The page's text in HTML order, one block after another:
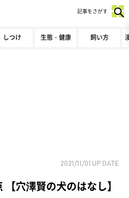
しつけ 生態・健康 飼い方
記事をさがす
2021/11/01 UP DATE
穴澤賢の犬のはなし】